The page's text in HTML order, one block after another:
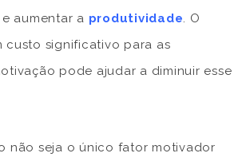
aumentar a produtividade. O
custo significativo para as
pode ajudar a diminuir esse
não seja o único fator motivador